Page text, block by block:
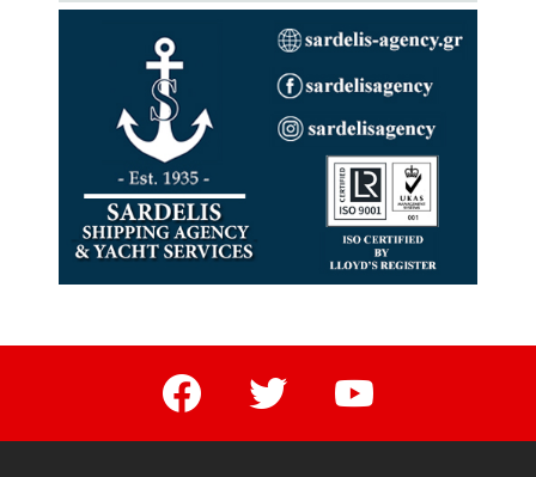
facebook twitter youtube